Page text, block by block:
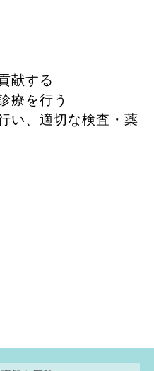
献する
療を行う
い、適切な検査・薬